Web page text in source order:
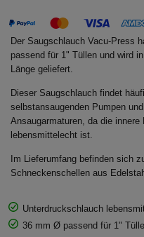
Der Saugschlauch Vacu-Press
passend für 1" Tüllen und wird
Länge geliefert.
Dieser Saugschlauch findet
selbstansaugenden Pumpen
Ansaugarmaturen, da die innere
lebensmittelecht ist.
Im Lieferumfang befinden sich
Schneckenschellen aus
Unterdruckschlauch
36 mm Ø passend für 1"